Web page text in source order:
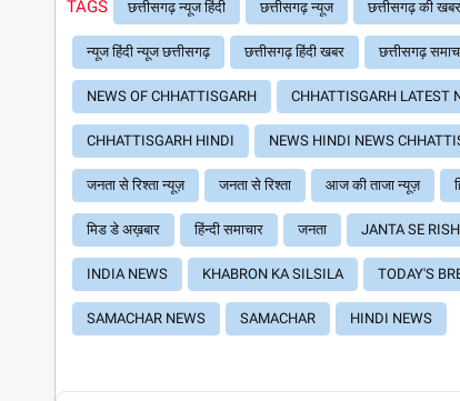
TAGS छत्तीसगढ़ न्यूज हिंदी छत्तीसगढ़ न्यूज छत्तीसगढ़ की खबर
न्यूज हिंदी न्यूज छत्तीसगढ़ छत्तीसगढ़ हिंदी खबर छत्तीसगढ़
NEWS OF CHHATTISGARH CHHATTISGARH LATEST
CHHATTISGARH HINDI NEWS HINDI NEWS
जनता से रिश्ता न्यूज़ जनता से रिश्ता आज की ताजा न्यूज़
मिड डे अख़बार हिंन्दी समाचार जनता JANTA SE
INDIA NEWS KHABRON KA SILSILA TODAY'S
SAMACHAR NEWS SAMACHAR HINDI NEWS